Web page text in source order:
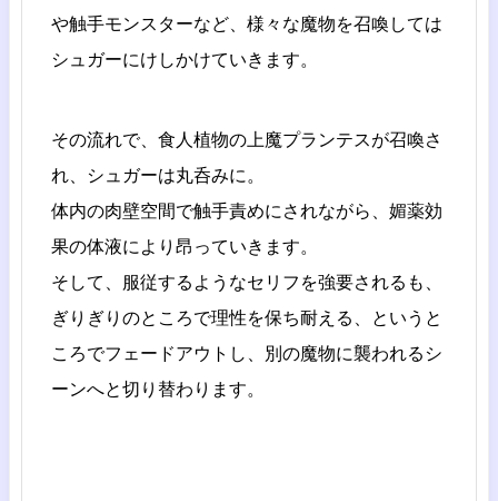
や触手モンスターなど、様々な魔物を召喚しては
シュガーにけしかけていきます。
その流れで、食人植物の上魔プランテスが召喚さ
れ、シュガーは丸呑みに。
体内の肉壁空間で触手責めにされながら、媚薬効
果の体液により昂っていきます。
そして、服従するようなセリフを強要されるも、
ぎりぎりのところで理性を保ち耐える、というと
ころでフェードアウトし、別の魔物に襲われるシ
ーンへと切り替わります。